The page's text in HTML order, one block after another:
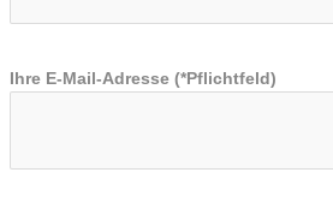
Ihre E-Mail-Adresse (*Pflichtfeld)